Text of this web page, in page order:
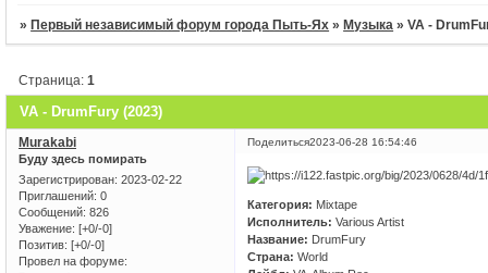
»Первый независимый форум города Пыть-Ях »Музыка »VA -
VA - DrumFury (2023)
Страница:1
Поделиться2023-06-28 16:54:46
Murakabi
Буду здесь помирать
Зарегистрирован: 2023-02-22
Приглашений: 0
Сообщений: 826
Уважение: [+0/-0]
Позитив: [+0/-0]
Провел на форуме:
Категория: Mixtape
Исполнитель: Various Artist
Название: DrumFury
Страна: World